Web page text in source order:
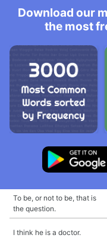
Download our
the most
To be, or not to be, that is
the question.
I think he is a doctor.